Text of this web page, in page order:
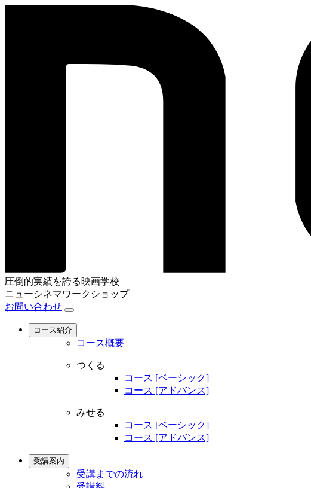
圧倒的実績を誇る映画学校
ニューシネマワークショップ
お問い合わせ
コース紹介
コース概要
つくる
コース [ベーシック]
コース [アドバンス]
みせる
コース [ベーシック]
コース [アドバンス]
受講案内
受講までの流れ